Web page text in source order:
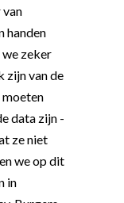
van
handen
we zeker
zijn van de
moeten
data zijn -
ze niet
we op dit
in